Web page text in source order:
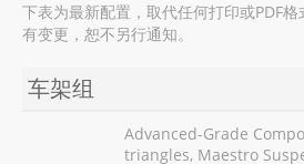
下表为最新配置，取代任何打印或PDF
有变更，恕不另行通知。
车架组
Advanced-Grade
triangles, Maestro